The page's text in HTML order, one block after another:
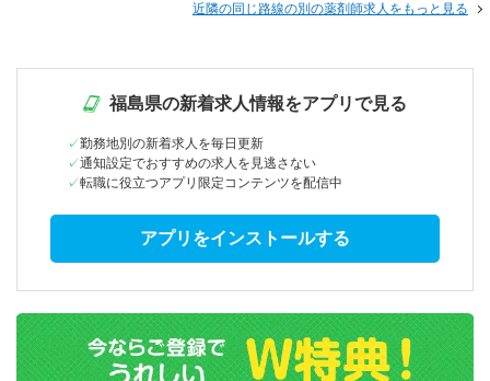
近隣の同じ路線の別の薬剤師求人をもっと見る
福島県の新着求人情報をアプリで見る
勤務地別の新着求人を毎日更新
通知設定でおすすめの求人を見逃さない
転職に役立つアプリ限定コンテンツを配信中
アプリをインストールする